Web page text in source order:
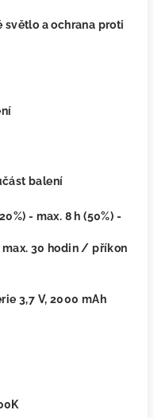
a ochrana proti
balení
- max. 8 h (50%) -
max. 30 hodin / příkon
3,7 V, 2000 mAh